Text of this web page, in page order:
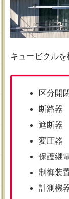
キュービクルを
区分開
断路器
遮断器
変圧器
保護継
制御装
計測機